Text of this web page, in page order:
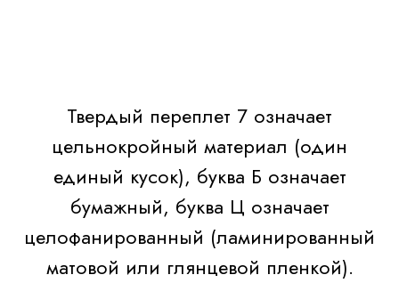
Твердый переплет 7 означает
цельнокройный материал (один
единый кусок), буква Б означает
бумажный, буква Ц означает
целофанированный (ламинированный
матовой или глянцевой пленкой).